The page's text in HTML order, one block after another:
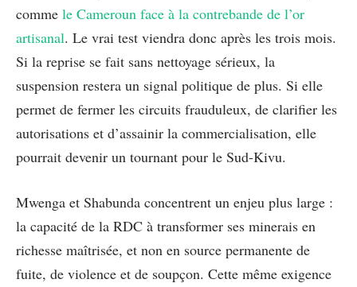
comme le Cameroun face à la contrebande de l’or
artisanal. Le vrai test viendra donc après les trois mois.
Si la reprise se fait sans nettoyage sérieux, la
suspension restera un signal politique de plus. Si elle
permet de fermer les circuits frauduleux, de clarifier les
autorisations et d’assainir la commercialisation, elle
pourrait devenir un tournant pour le Sud-Kivu.
Mwenga et Shabunda concentrent un enjeu plus large :
la capacité de la RDC à transformer ses minerais en
richesse maîtrisée, et non en source permanente de
fuite, de violence et de soupçon. Cette même exigence